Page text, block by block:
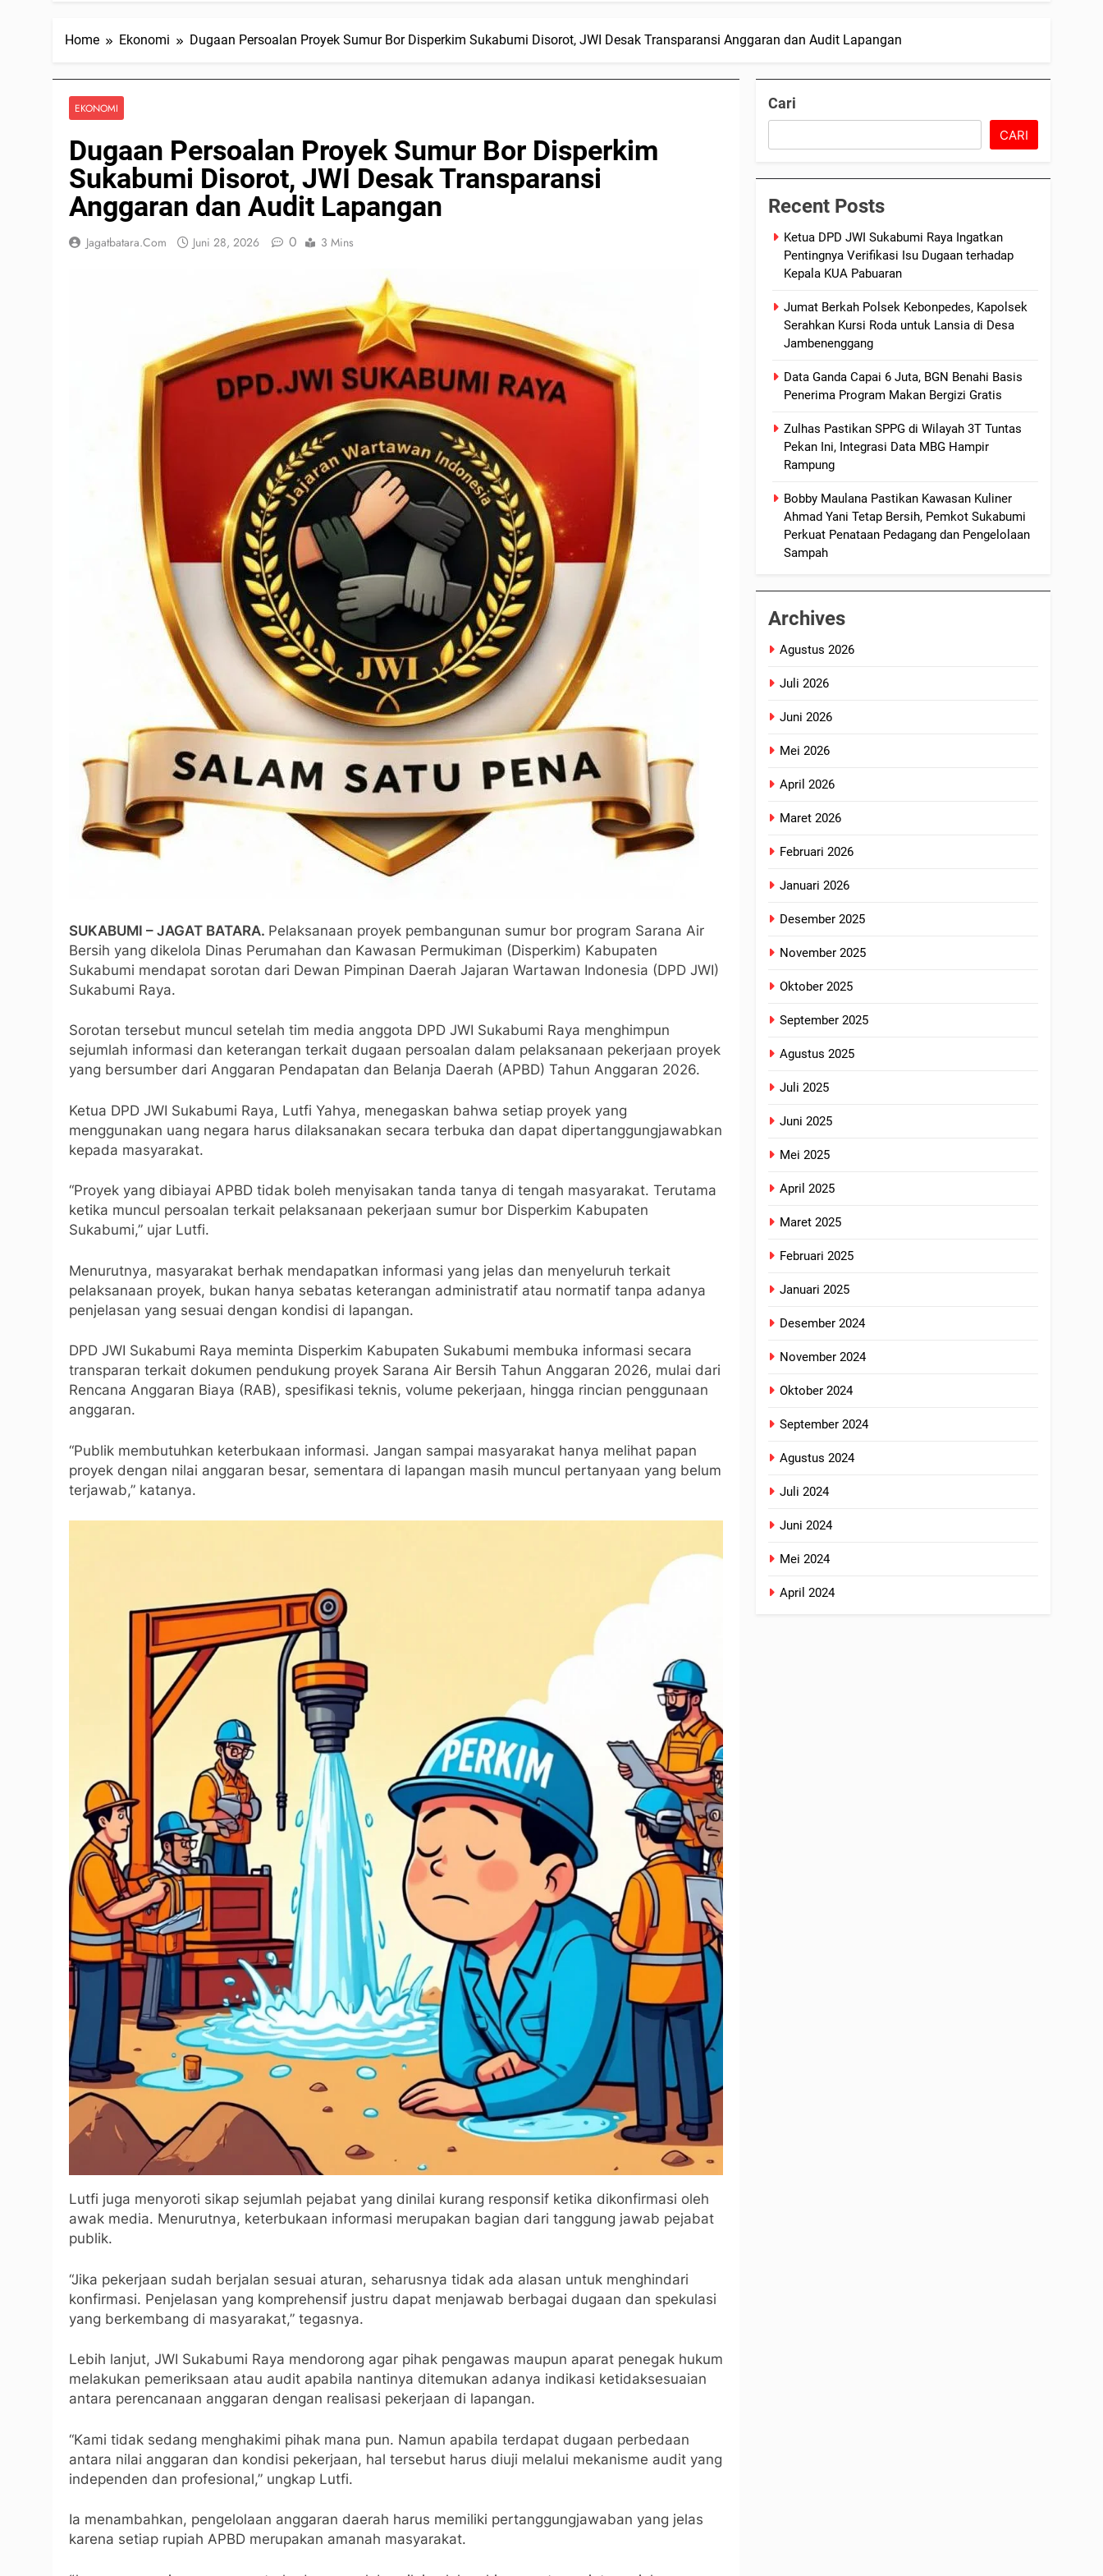
Home Ekonomi Dugaan Persoalan Proyek Sumur Bor Disperkim Sukabumi Disorot, JWI Desak Transparansi Anggaran dan Audit Lapangan
EKONOMI
Dugaan Persoalan Proyek Sumur Bor Disperkim
Sukabumi Disorot, JWI Desak Transparansi
Anggaran dan Audit Lapangan
Jagatbatara.com Juni 28, 2026 0 3 Mins
SUKABUMI – JAGAT BATARA. Pelaksanaan proyek pembangunan sumur bor program Sarana Air
Bersih yang dikelola Dinas Perumahan dan Kawasan Permukiman (Disperkim) Kabupaten
Sukabumi mendapat sorotan dari Dewan Pimpinan Daerah Jajaran Wartawan Indonesia (DPD JWI)
Sukabumi Raya.
Sorotan tersebut muncul setelah tim media anggota DPD JWI Sukabumi Raya menghimpun
sejumlah informasi dan keterangan terkait dugaan persoalan dalam pelaksanaan pekerjaan proyek
yang bersumber dari Anggaran Pendapatan dan Belanja Daerah (APBD) Tahun Anggaran 2026.
Ketua DPD JWI Sukabumi Raya, Lutfi Yahya, menegaskan bahwa setiap proyek yang
menggunakan uang negara harus dilaksanakan secara terbuka dan dapat dipertanggungjawabkan
kepada masyarakat.
“Proyek yang dibiayai APBD tidak boleh menyisakan tanda tanya di tengah masyarakat. Terutama
ketika muncul persoalan terkait pelaksanaan pekerjaan sumur bor Disperkim Kabupaten
Sukabumi,” ujar Lutfi.
Menurutnya, masyarakat berhak mendapatkan informasi yang jelas dan menyeluruh terkait
pelaksanaan proyek, bukan hanya sebatas keterangan administratif atau normatif tanpa adanya
penjelasan yang sesuai dengan kondisi di lapangan.
DPD JWI Sukabumi Raya meminta Disperkim Kabupaten Sukabumi membuka informasi secara
transparan terkait dokumen pendukung proyek Sarana Air Bersih Tahun Anggaran 2026, mulai dari
Rencana Anggaran Biaya (RAB), spesifikasi teknis, volume pekerjaan, hingga rincian penggunaan
anggaran.
“Publik membutuhkan keterbukaan informasi. Jangan sampai masyarakat hanya melihat papan
proyek dengan nilai anggaran besar, sementara di lapangan masih muncul pertanyaan yang belum
terjawab,” katanya.
Lutfi juga menyoroti sikap sejumlah pejabat yang dinilai kurang responsif ketika dikonfirmasi oleh
awak media. Menurutnya, keterbukaan informasi merupakan bagian dari tanggung jawab pejabat
publik.
“Jika pekerjaan sudah berjalan sesuai aturan, seharusnya tidak ada alasan untuk menghindari
konfirmasi. Penjelasan yang komprehensif justru dapat menjawab berbagai dugaan dan spekulasi
yang berkembang di masyarakat,” tegasnya.
Lebih lanjut, JWI Sukabumi Raya mendorong agar pihak pengawas maupun aparat penegak hukum
melakukan pemeriksaan atau audit apabila nantinya ditemukan adanya indikasi ketidaksesuaian
antara perencanaan anggaran dengan realisasi pekerjaan di lapangan.
“Kami tidak sedang menghakimi pihak mana pun. Namun apabila terdapat dugaan perbedaan
antara nilai anggaran dan kondisi pekerjaan, hal tersebut harus diuji melalui mekanisme audit yang
independen dan profesional,” ungkap Lutfi.
Ia menambahkan, pengelolaan anggaran daerah harus memiliki pertanggungjawaban yang jelas
karena setiap rupiah APBD merupakan amanah masyarakat.
Cari
CARI
Recent Posts
Ketua DPD JWI Sukabumi Raya Ingatkan
Pentingnya Verifikasi Isu Dugaan terhadap
Kepala KUA Pabuaran
Jumat Berkah Polsek Kebonpedes, Kapolsek
Serahkan Kursi Roda untuk Lansia di Desa
Jambenenggang
Data Ganda Capai 6 Juta, BGN Benahi Basis
Penerima Program Makan Bergizi Gratis
Zulhas Pastikan SPPG di Wilayah 3T Tuntas
Pekan Ini, Integrasi Data MBG Hampir
Rampung
Bobby Maulana Pastikan Kawasan Kuliner
Ahmad Yani Tetap Bersih, Pemkot Sukabumi
Perkuat Penataan Pedagang dan Pengelolaan
Sampah
Archives
Agustus 2026
Juli 2026
Juni 2026
Mei 2026
April 2026
Maret 2026
Februari 2026
Januari 2026
Desember 2025
November 2025
Oktober 2025
September 2025
Agustus 2025
Juli 2025
Juni 2025
Mei 2025
April 2025
Maret 2025
Februari 2025
Januari 2025
Desember 2024
November 2024
Oktober 2024
September 2024
Agustus 2024
Juli 2024
Juni 2024
Mei 2024
April 2024